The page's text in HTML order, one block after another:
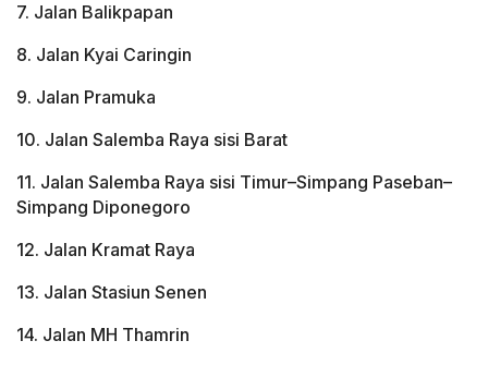
7. Jalan Balikpapan
8. Jalan Kyai Caringin
9. Jalan Pramuka
10. Jalan Salemba Raya sisi Barat
11. Jalan Salemba Raya sisi Timur–Simpang Paseban–
Simpang Diponegoro
12. Jalan Kramat Raya
13. Jalan Stasiun Senen
14. Jalan MH Thamrin